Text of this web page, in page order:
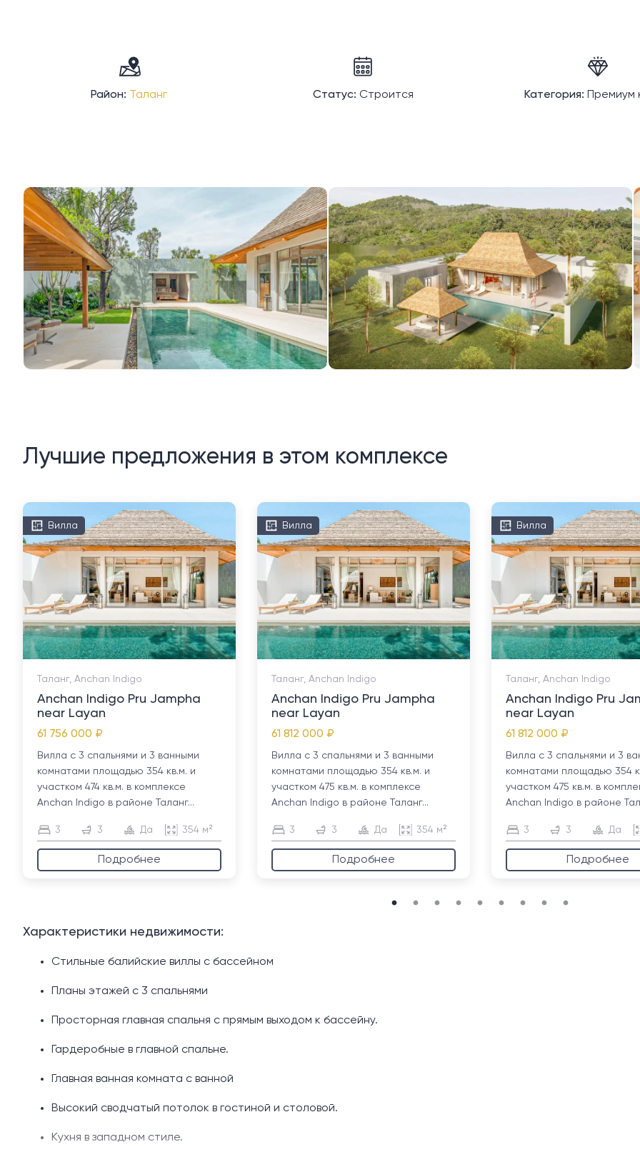
Район: Таланг Статус: Строится Категория: Премиум
Лучшие предложения в этом комплексе
Вилла
Таланг, Anchan Indigo
Anchan Indigo Pru Jampha
near Layan
61 756 000 ₽
Вилла с 3 спальнями и 3 ванными
комнатами площадью 354 кв.м. и
участком 474 кв.м. в комплексе
Anchan Indigo в районе Таланг...
3 3 Да 354 м²
Подробнее
Вилла
Таланг, Anchan Indigo
Anchan Indigo Pru Jampha
near Layan
61 812 000 ₽
Вилла с 3 спальнями и 3 ванными
комнатами площадью 354 кв.м. и
участком 475 кв.м. в комплексе
Anchan Indigo в районе Таланг...
3 3 Да 354 м²
Подробнее
Вилла
Таланг, Anchan Indigo
Anchan Indigo Pru
near Layan
61 812 000 ₽
Вилла с 3 спальнями и 3
комнатами площадью 354
участком 475 кв.м. в
Anchan Indigo в районе
3 3 Да
Подробнее
Характеристики недвижимости:
Стильные балийские виллы с бассейном
Планы этажей с 3 спальнями
Просторная главная спальня с прямым выходом к бассейну.
Гардеробные в главной спальне.
Главная ванная комната с ванной
Высокий сводчатый потолок в гостиной и столовой.
Кухня в западном стиле.